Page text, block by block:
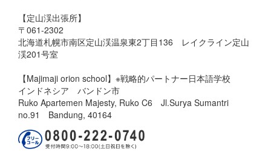
【定山渓出張所】
〒061-2302
北海道札幌市南区定山渓温泉東2丁目136 レイクライン定山
渓201号室
【Majimaji orion school】※戦略的パートナー日本語学校
インドネシア バンドン市
Ruko Apartemen Majesty, Ruko C6 Jl.Surya Sumantri
no.91 Bandung, 40164